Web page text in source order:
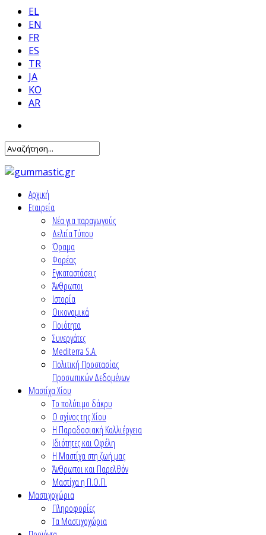
EL
EN
FR
ES
TR
JA
KO
AR
Αρχική
Εταιρεία
Νέα για παραγωγούς
Δελτία Τύπου
Όραμα
Φορέας
Εγκαταστάσεις
Άνθρωποι
Ιστορία
Οικονομικά
Ποιότητα
Συνεργάτες
Mediterra S.A.
Πολιτική Προστασίας
Προσωπικών Δεδομένων
Μαστίχα Χίου
Το πολύτιμο δάκρυ
Ο σχίνος της Χίου
Η Παραδοσιακή Καλλιέργεια
Ιδιότητες και Οφέλη
Η Μαστίχα στη ζωή μας
Άνθρωποι και Παρελθόν
Μαστίχα η Π.Ο.Π.
Μαστιχοχώρια
Πληροφορίες
Τα Μαστιχοχώρια